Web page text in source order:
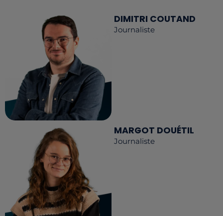
DIMITRI COUTAND
Journaliste
MARGOT DOUÉTIL
Journaliste